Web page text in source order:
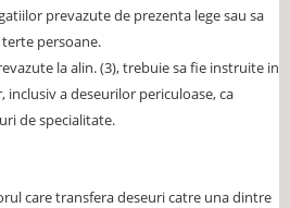
prevazute de prezenta lege sau sa
persoane.
la alin. (3), trebuie sa fie instruite in
a deseurilor periculoase, ca
de specialitate.
care transfera deseuri catre una dintre